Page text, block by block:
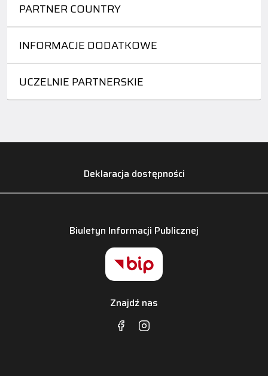
PARTNER COUNTRY
INFORMACJE DODATKOWE
UCZELNIE PARTNERSKIE
Deklaracja dostępności
Biuletyn Informacji Publicznej
Znajdź nas